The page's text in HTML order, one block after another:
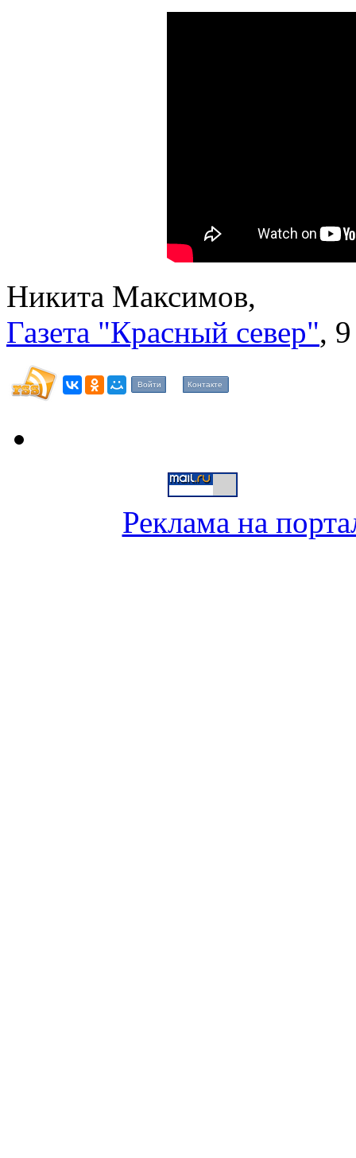
Никита Максимов,
Газета "Красный север",
Войти Контакте
Реклама на